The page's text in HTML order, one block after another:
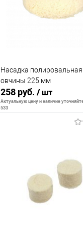
Насадка
овчины 225 мм
258 руб. / шт
Актуальную цену и наличие
533
К сравнению
В избранное
В